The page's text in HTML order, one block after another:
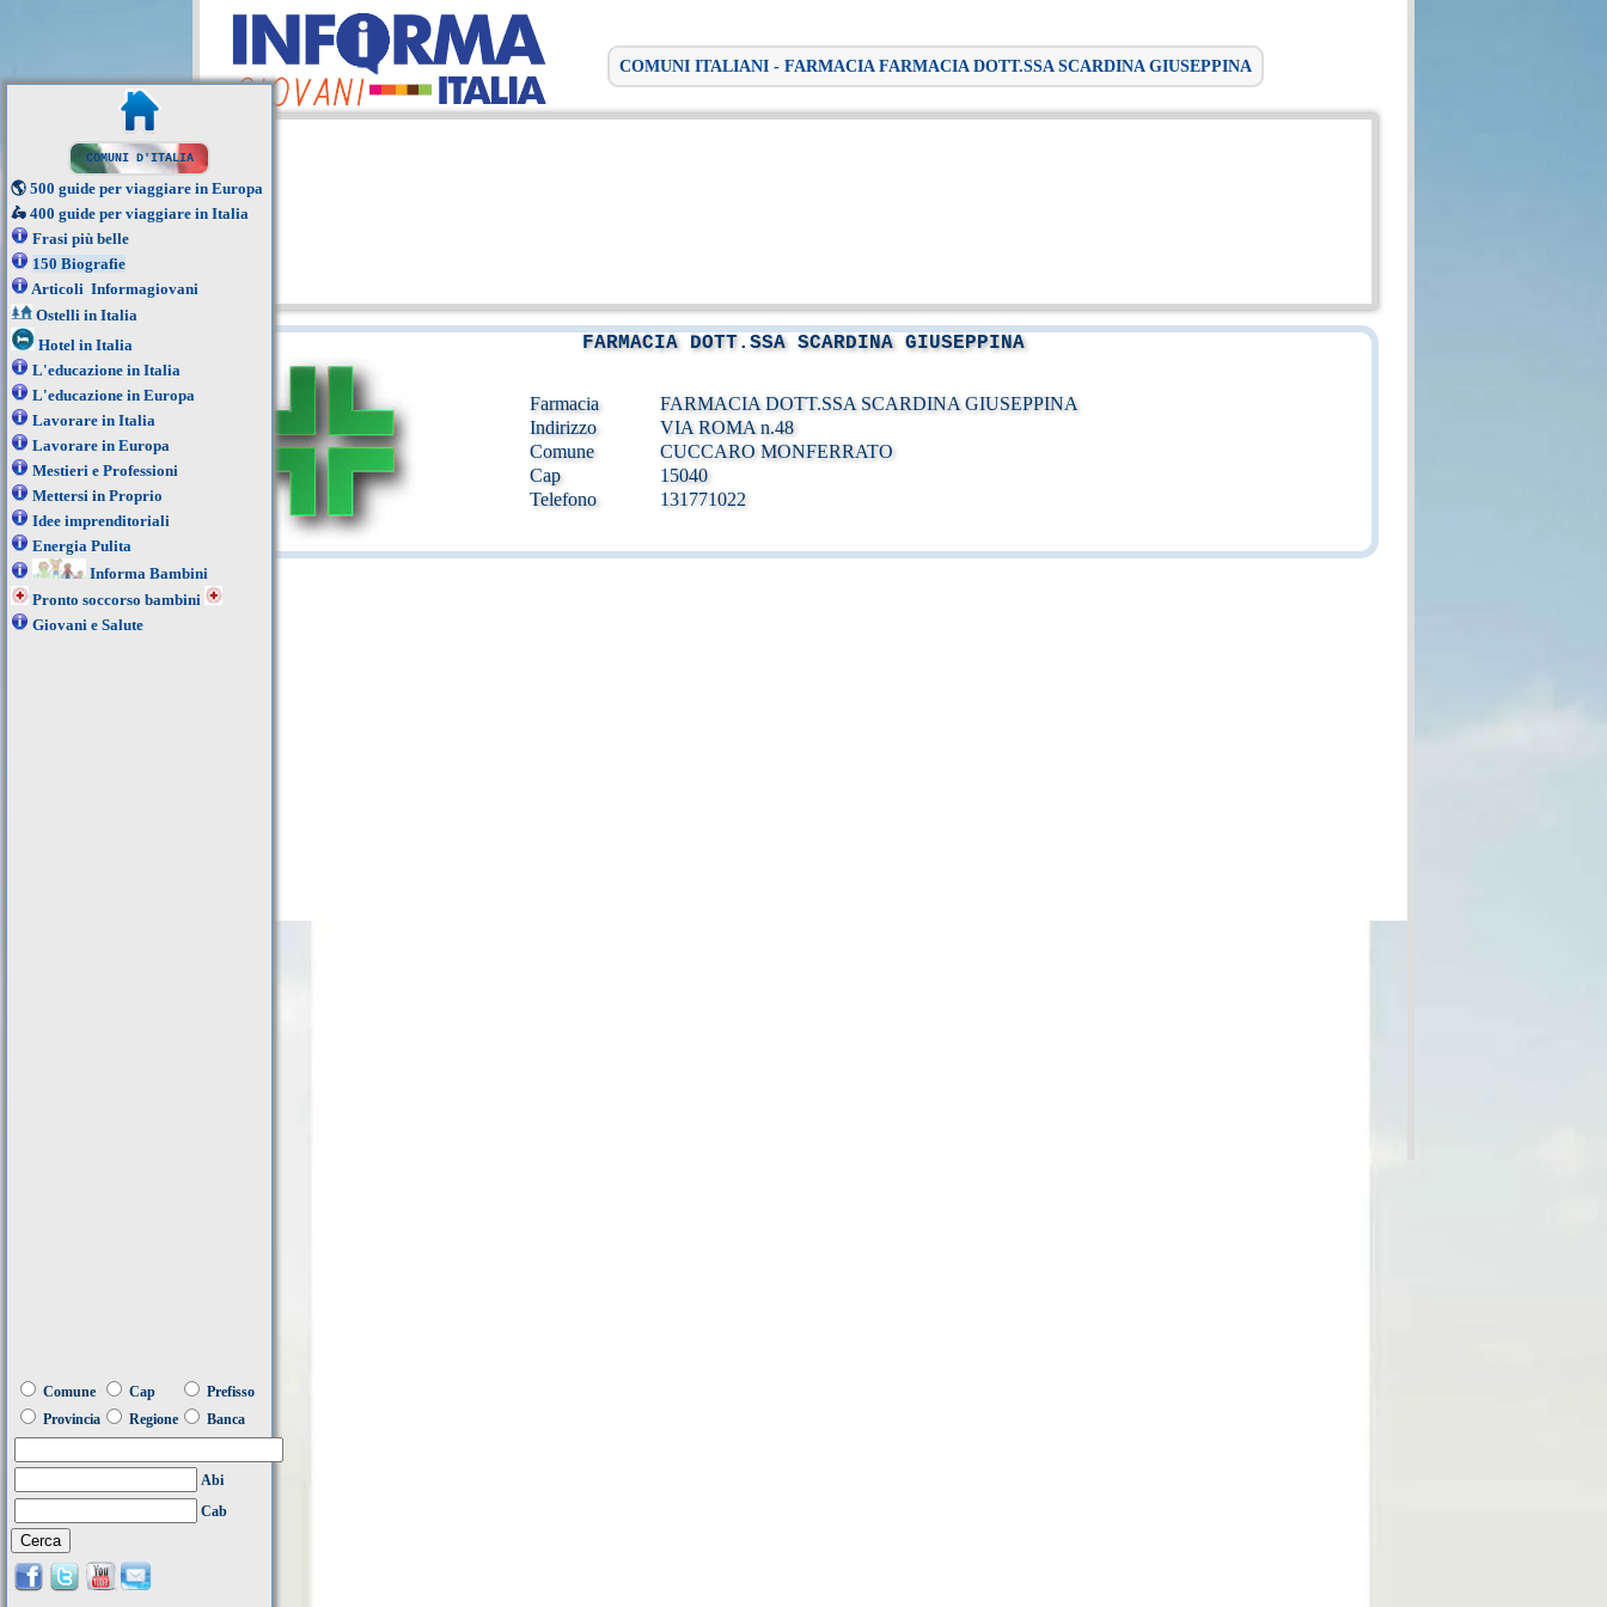
COMUNI ITALIANI - FARMACIA FARMACIA DOTT.SSA SCARDINA GIUSEPPINA
COMUNI D'ITALIA
🌎 500 guide per viaggiare in Europa
🛵 400 guide per viaggiare in Italia
Frasi più belle
150 Biografie
Articoli Informagiovani
Ostelli in Italia
Hotel in Italia
L'educazione in Italia
L'educazione in Europa
Lavorare in Italia
Lavorare in Europa
Mestieri e Professioni
Mettersi in Proprio
Idee imprenditoriali
Energia Pulita
Informa Bambini
Pronto soccorso bambini
Giovani e Salute
Comune Cap
Prefisso
Provincia
Regione Banca
Abi
Cab
FARMACIA DOTT.SSA SCARDINA GIUSEPPINA
Farmacia
FARMACIA DOTT.SSA SCARDINA GIUSEPPINA
Indirizzo
VIA ROMA n.48
Comune
CUCCARO MONFERRATO
Cap
15040
Telefono
131771022